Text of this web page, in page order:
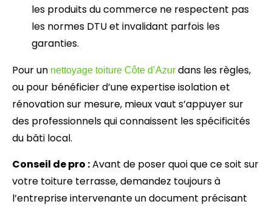
les produits du commerce ne respectent pas
les normes DTU et invalidant parfois les
garanties.
Pour un nettoyage toiture Côte d’Azur dans les règles,
ou pour bénéficier d’une expertise isolation et
rénovation sur mesure, mieux vaut s’appuyer sur
des professionnels qui connaissent les spécificités
du bâti local.
Conseil de pro :Avant de poser quoi que ce soit sur
votre toiture terrasse, demandez toujours à
l’entreprise intervenante un document précisant